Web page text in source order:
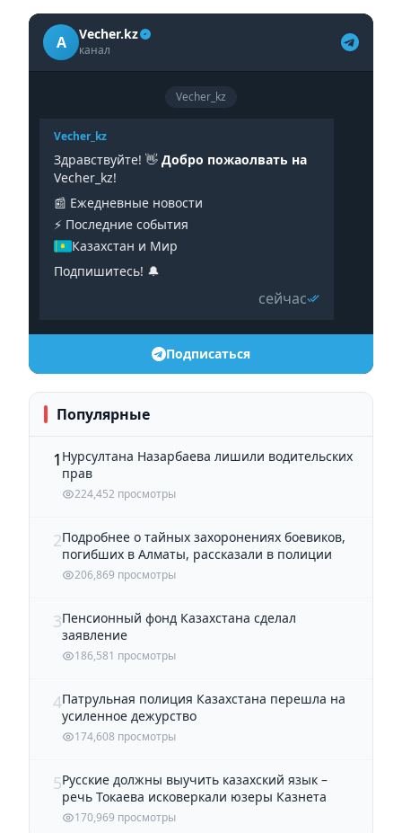
A Vecher.kz
канал
Vecher_kz
Vecher_kz
Здравствуйте! 👋 Добро пожаолвать на
Vecher_kz!
📰 Ежедневные новости
⚡️ Последние события
Казахстан и Мир
Подпишитесь! 🔔
сейчас
Подписаться
Популярные
1 Нурсултана Назарбаева лишили водительских
прав
224,452 просмотры
2Подробнее о тайных захоронениях боевиков,
погибших в Алматы, рассказали в полиции
206,869 просмотры
3Пенсионный фонд Казахстана сделал
заявление
186,581 просмотры
4Патрульная полиция Казахстана перешла на
усиленное дежурство
174,608 просмотры
5Русские должны выучить казахский язык –
речь Токаева исковеркали юзеры Казнета
170,969 просмотры